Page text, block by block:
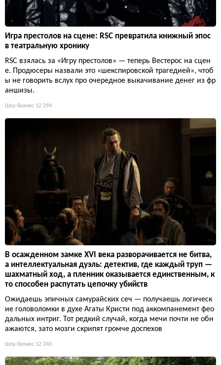
Игра престолов на сцене: RSC превратила книжный эпос
в театральную хронику
RSC взялась за «Игру престолов» — теперь Вестерос на сцен
е. Продюсеры назвали это «шекспировской трагедией», чтоб
ы не говорить вслух про очередное выкачивание денег из фр
аншизы.
Шоу-бизнес 12 294
В осажденном замке XVI века разворачивается не битва,
а интеллектуальная дуэль: детектив, где каждый труп —
шахматный ход, а пленник оказывается единственным, к
то способен распутать цепочку убийств
Ожидаешь эпичных самурайских сеч — получаешь логическ
ие головоломки в духе Агаты Кристи под аккомпанемент фео
дальных интриг. Тот редкий случай, когда мечи почти не обн
ажаются, зато мозги скрипят громче доспехов
Шоу-бизнес 12 240